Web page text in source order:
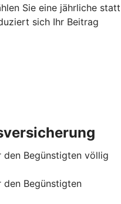
Sie eine jährliche statt
sich Ihr Beitrag
den Begünstigten völlig
den Begünstigten